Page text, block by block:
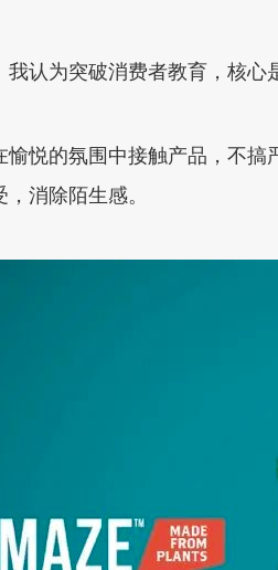
我认为突破消费者教育，核心
愉悦的氛围中接触产品，不
消除陌生感。